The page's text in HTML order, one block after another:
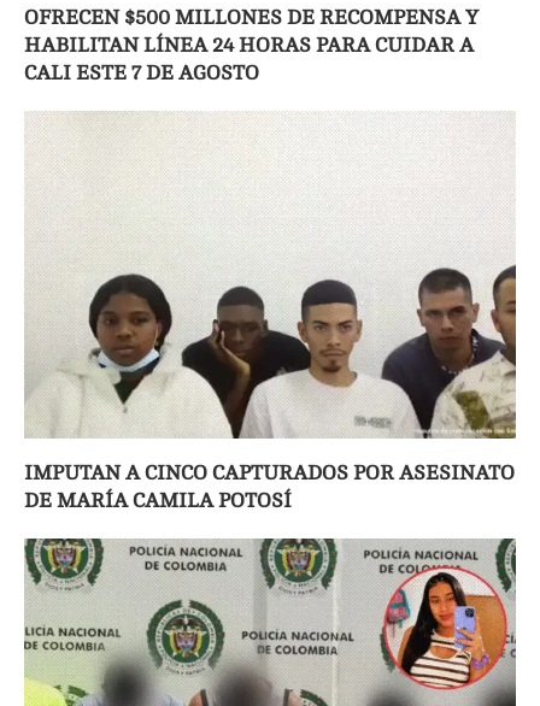
OFRECEN $500 MILLONES DE RECOMPENSA Y
HABILITAN LÍNEA 24 HORAS PARA CUIDAR A
CALI ESTE 7 DE AGOSTO
IMPUTAN A CINCO CAPTURADOS POR ASESINATO
DE MARÍA CAMILA POTOSÍ